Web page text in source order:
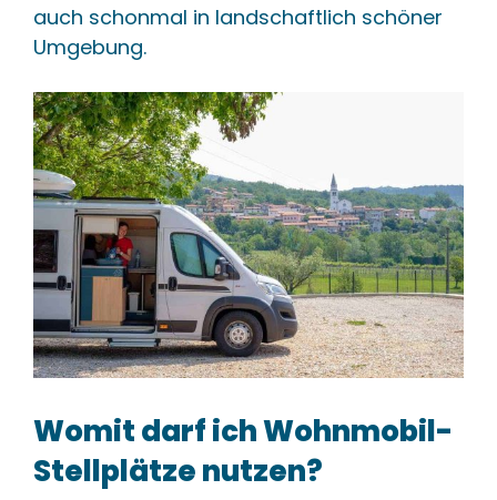
auch schonmal in landschaftlich schöner
Umgebung.
Womit darf ich Wohnmobil-
Stellplätze nutzen?